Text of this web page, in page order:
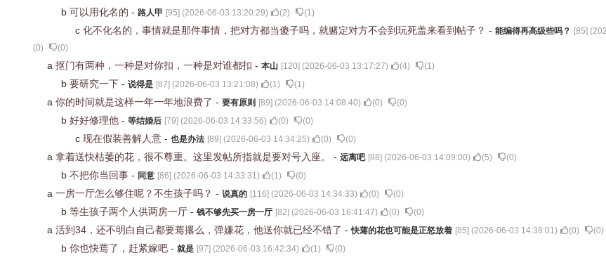
b 可以用化名的 - 路人甲 [95] (2026-06-03 13:20:29) (2) (1)
c 化不化名的，事情就是那件事情，把对方都当傻子吗，就赌定对方不会到玩死盖来看到帖子？ - 能编得再高级些吗？ [85] (
(0) (0)
a 抠门有两种，一种是对你扣，一种是对谁都扣 - 本山 [120] (2026-06-03 13:17:27) (4) (1)
b 要研究一下 - 说得是 [87] (2026-06-03 13:21:08) (1) (1)
a 你的时间就是这样一年一年地浪费了 - 要有原则 [89] (2026-06-03 14:08:40) (0) (0)
b 好好修理他 - 等结婚后 [79] (2026-06-03 14:33:56) (0) (0)
c 现在假装善解人意 - 也是办法 [89] (2026-06-03 14:34:25) (0) (0)
a 拿着送快枯萎的花，很不尊重。这里发帖所指就是要对号入座。 - 远离吧 [88] (2026-06-03 14:09:00) (5) (0)
b 不把你当回事 - 同意 [86] (2026-06-03 14:33:31) (1) (0)
a 一房一厅怎么够住呢？不生孩子吗？ - 说真的 [116] (2026-06-03 14:34:33) (0) (0)
b 等生孩子两个人供两房一厅 - 钱不够先买一房一厅 [82] (2026-06-03 16:41:47) (0) (0)
a 活到34，还不明白自己都要蔫撂么，弹嫌花，他送你就已经不错了 -快蔫的花也可能是正怒放着 [85] (2026-06-03 14:38:01) (0) (0)
b 你也快蔫了，赶紧嫁吧 - 就是 [97] (2026-06-03 16:42:34) (1) (0)